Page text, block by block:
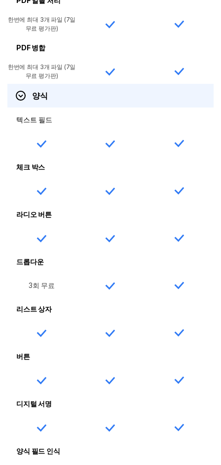
한번에 최대 3개 파일 (7일
무료 평가판)
PDF 병합
한번에 최대 3개 파일 (7일
무료 평가판)
양식
텍스트 필드
체크 박스
라디오 버튼
드롭다운
3회 무료
리스트 상자
버튼
디지털 서명
양식 필드 인식